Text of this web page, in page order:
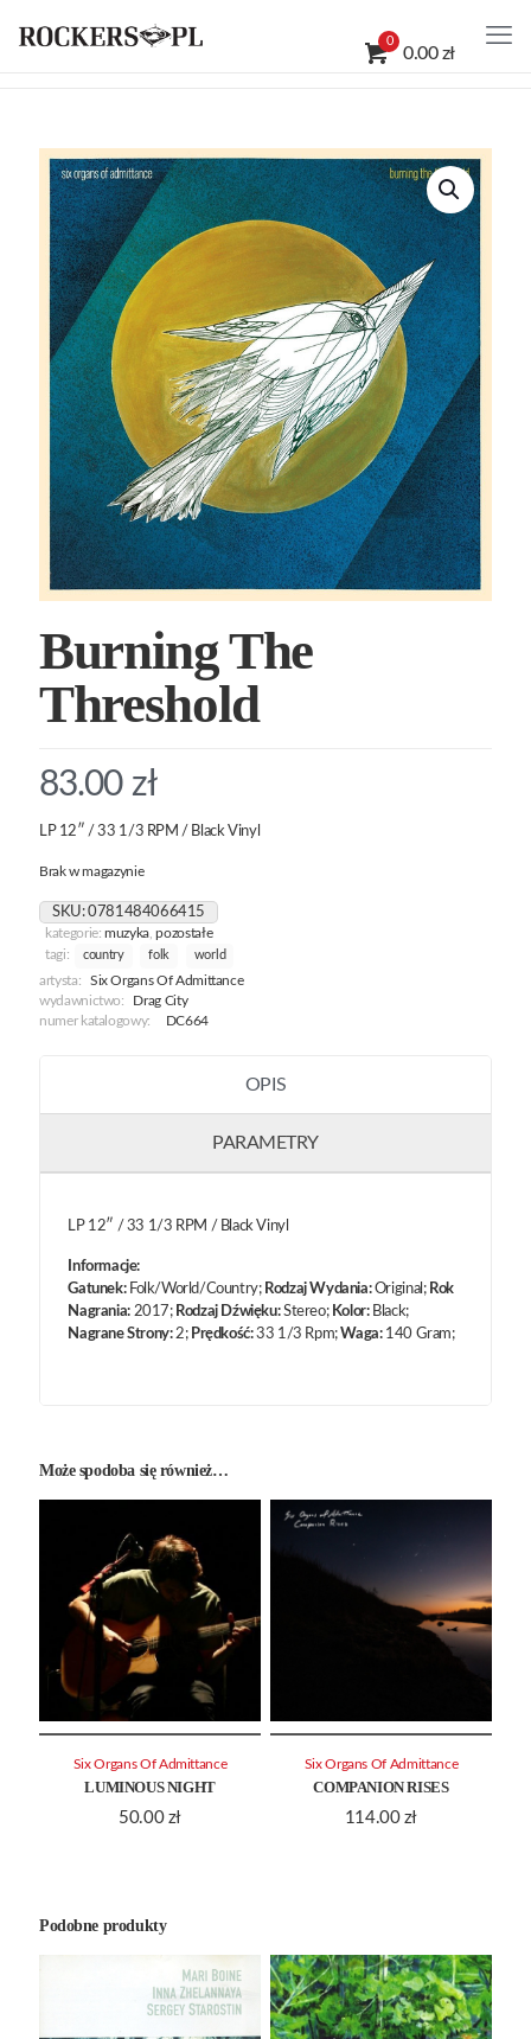
0
0.00 zł
Burning The
Threshold
83.00 zł
LP 12″ / 33 1/3 RPM / Black Vinyl
Brak w magazynie
SKU:0781484066415
kategorie:muzyka,pozostałe
tagi:
country folk world
artysta:
Six Organs Of Admittance
wydawnictwo:
Drag City
numer katalogowy:
DC664
OPIS
PARAMETRY
LP 12″ / 33 1/3 RPM / Black Vinyl
Informacje:
Gatunek:Folk/World/Country; Rodzaj Wydania:Original; Rok
Nagrania:2017; Rodzaj Dźwięku:Stereo; Kolor:Black;
Nagrane Strony:2; Prędkość:33 1/3 Rpm;Waga:140 Gram;
Może spodoba się również…
LUMINOUS NIGHT
50.00 zł
Six Organs Of Admittance
COMPANION RISES
114.00 zł
Six Organs Of Admittance
Podobne produkty